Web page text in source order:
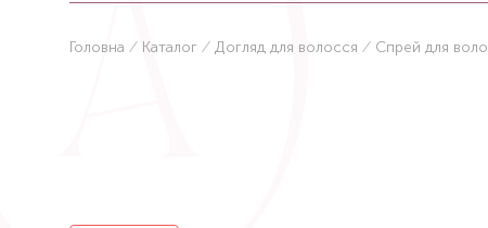
Головна Каталог Догляд для волосся Спрей для